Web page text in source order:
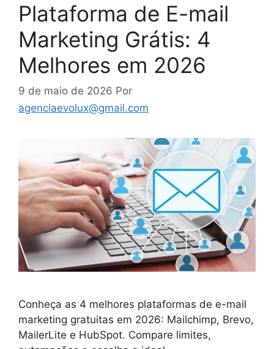
Plataforma de E-mail
Marketing Grátis: 4
Melhores em 2026
9 de maio de 2026 Por
agenciaevolux@gmail.com
Conheça as 4 melhores plataformas de e-mail
marketing gratuitas em 2026: Mailchimp, Brevo,
MailerLite e HubSpot. Compare limites,